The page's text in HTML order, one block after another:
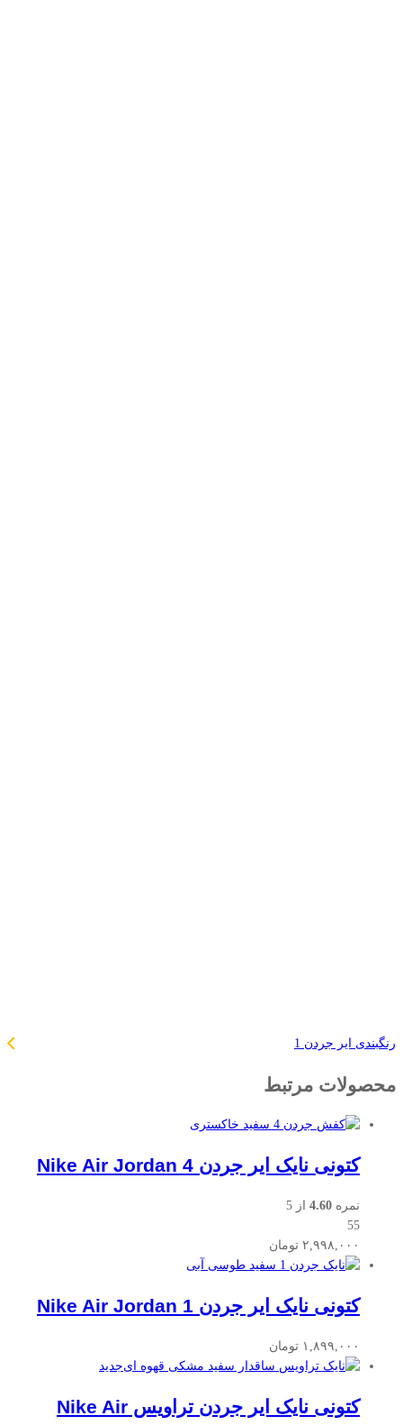
رنگبندی ایر جردن 1
محصولات مرتبط
کتونی نایک ایر جردن Nike Air Jordan 4
نمره 4.60 از 5
55
۲,۹۹۸,۰۰۰ تومان
کتونی نایک ایر جردن Nike Air Jordan 1
۱,۸۹۹,۰۰۰ تومان
جدید
کتونی نایک ایر جردن تراویس Nike Air